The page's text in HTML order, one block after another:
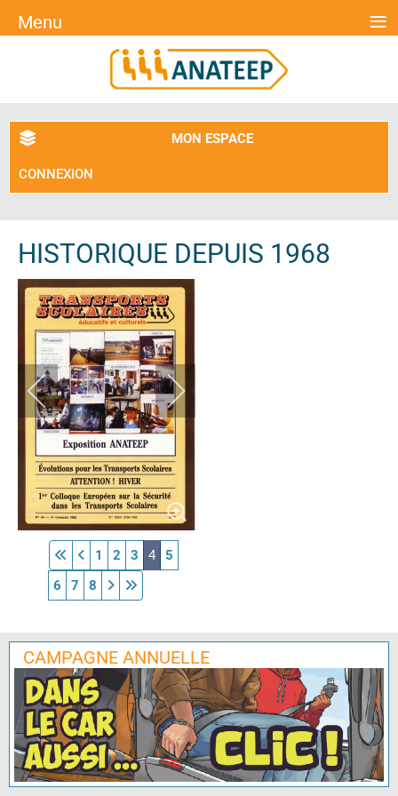
MON ESPACE
CONNEXION
HISTORIQUE DEPUIS 1968
1 2 3 4
5
6
7 8
CAMPAGNE ANNUELLE
Menu ≡